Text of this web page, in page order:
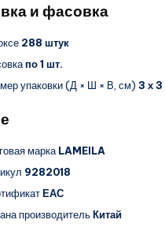
и фасовка
288 штук
по 1 шт.
упаковки (Д × Ш × В, см) 3 х 3
марка LAMEILA
9282018
ЕАС
производительКитай